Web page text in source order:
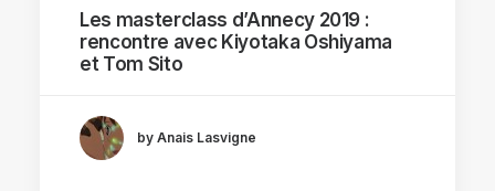
Les masterclass d’Annecy 2019 :
rencontre avec Kiyotaka Oshiyama
et Tom Sito
by Anais Lasvigne